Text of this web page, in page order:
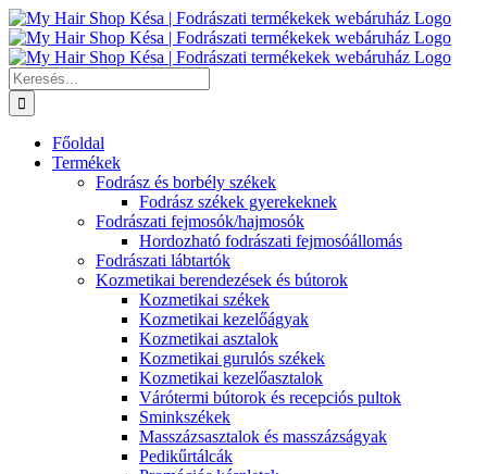
Kihagyás
Keresés...
Főoldal
Termékek
Fodrász és borbély székek
Fodrász székek gyerekeknek
Fodrászati fejmosók/hajmosók
Hordozható fodrászati fejmosóállomás
Fodrászati lábtartók
Kozmetikai berendezések és bútorok
Kozmetikai székek
Kozmetikai kezelőágyak
Kozmetikai asztalok
Kozmetikai gurulós székek
Kozmetikai kezelőasztalok
Várótermi bútorok és recepciós pultok
Sminkszékek
Masszázsasztalok és masszázságyak
Pedikűrtálcák